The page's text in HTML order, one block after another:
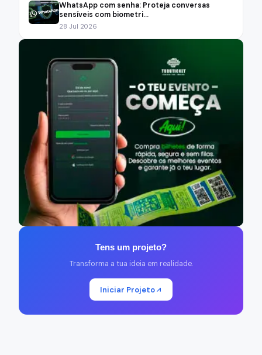
WhatsApp com senha: Proteja conversas
sensíveis com biometri...
28 Jul 2026
Tens um projeto?
Transforma a tua ideia em realidade.
Iniciar Projeto